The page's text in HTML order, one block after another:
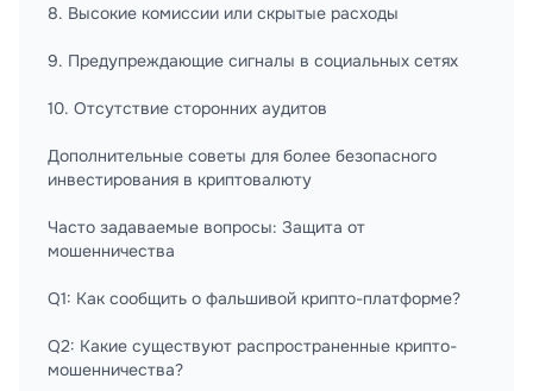
8. Высокие комиссии или скрытые расходы
9. Предупреждающие сигналы в социальных сетях
10. Отсутствие сторонних аудитов
Дополнительные советы для более безопасного
инвестирования в криптовалюту
Часто задаваемые вопросы: Защита от
мошенничества
Q1: Как сообщить о фальшивой крипто-платформе?
Q2: Какие существуют распространенные крипто-
мошенничества?